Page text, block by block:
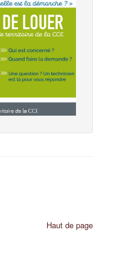
Haut de page